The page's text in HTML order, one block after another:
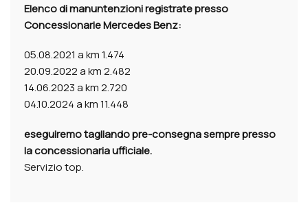
Elenco di manuntenzioni registrate presso
Concessionarie Mercedes Benz:
05.08.2021 a km 1.474
20.09.2022 a km 2.482
14.06.2023 a km 2.720
04.10.2024 a km 11.448
eseguiremo tagliando pre-consegna sempre presso
la concessionaria ufficiale.
Servizio top.